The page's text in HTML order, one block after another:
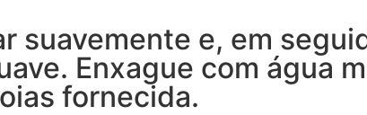
suavemente e, em
Enxague com água
fornecida.